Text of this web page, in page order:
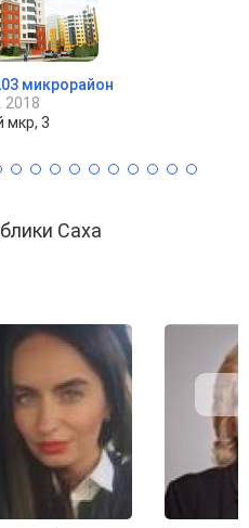
микрорайон
2018
мкр, 3
Саха